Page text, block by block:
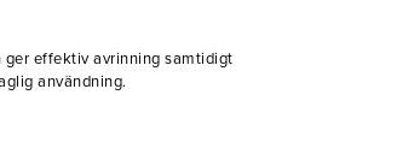
effektiv avrinning samtidigt
användning.